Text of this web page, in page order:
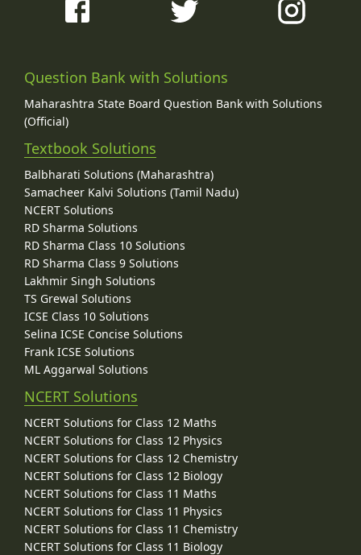
Question Bank with Solutions
Maharashtra State Board Question Bank with Solutions
(Official)
Textbook Solutions
Balbharati Solutions (Maharashtra)
Samacheer Kalvi Solutions (Tamil Nadu)
NCERT Solutions
RD Sharma Solutions
RD Sharma Class 10 Solutions
RD Sharma Class 9 Solutions
Lakhmir Singh Solutions
TS Grewal Solutions
ICSE Class 10 Solutions
Selina ICSE Concise Solutions
Frank ICSE Solutions
ML Aggarwal Solutions
NCERT Solutions
NCERT Solutions for Class 12 Maths
NCERT Solutions for Class 12 Physics
NCERT Solutions for Class 12 Chemistry
NCERT Solutions for Class 12 Biology
NCERT Solutions for Class 11 Maths
NCERT Solutions for Class 11 Physics
NCERT Solutions for Class 11 Chemistry
NCERT Solutions for Class 11 Biology